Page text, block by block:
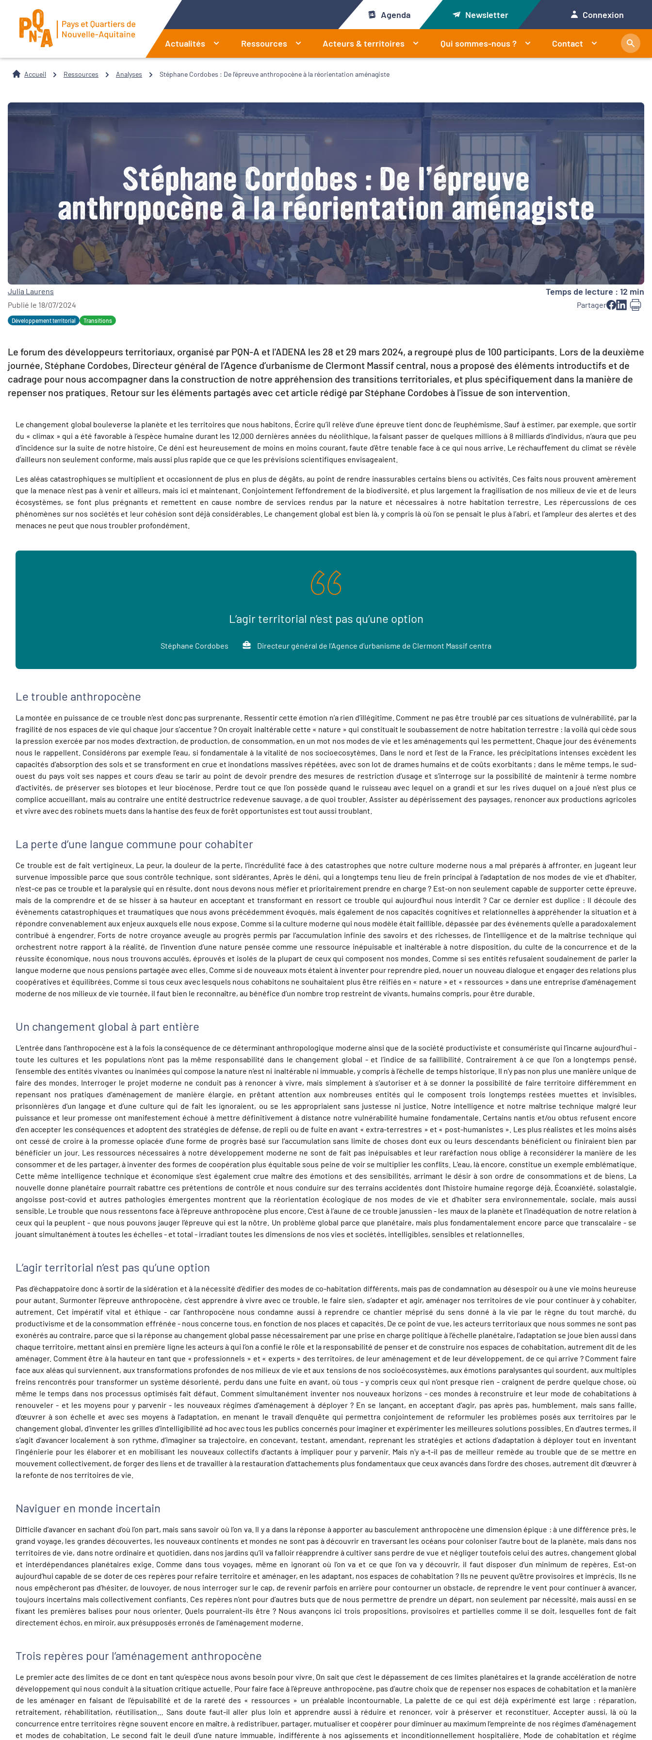
Agenda Newsletter Connexion
Actualités Ressources Acteurs & territoires Qui sommes-nous ? Contact
Accueil Ressources Analyses Stéphane Cordobes : De l’épreuve anthropocène à la réorientation aménagiste
Stéphane Cordobes : De l’épreuve
anthropocène à la réorientation aménagiste
Julia Laurens
Publié le 18/07/2024
Temps de lecture : 12 min
Partager
Développement territorial Transitions
Le forum des développeurs territoriaux, organisé par PQN-A et l'ADENA les 28 et 29 mars 2024, a regroupé plus de 100 participants. Lors de la deuxième
journée, Stéphane Cordobes, Directeur général de l’Agence d’urbanisme de Clermont Massif central, nous a proposé des éléments introductifs et de
cadrage pour nous accompagner dans la construction de notre appréhension des transitions territoriales, et plus spécifiquement dans la manière de
repenser nos pratiques. Retour sur les éléments partagés avec cet article rédigé par Stéphane Cordobes à l'issue de son intervention.
Le changement global bouleverse la planète et les territoires que nous habitons. Écrire qu’il relève d’une épreuve tient donc de l’euphémisme. Sauf à estimer, par exemple, que sortir
du « climax » qui a été favorable à l’espèce humaine durant les 12.000 dernières années du néolithique, la faisant passer de quelques millions à 8 milliards d’individus, n’aura que peu
d’incidence sur la suite de notre histoire. Ce déni est heureusement de moins en moins courant, faute d’être tenable face à ce qui nous arrive. Le réchauffement du climat se révèle
d’ailleurs non seulement conforme, mais aussi plus rapide que ce que les prévisions scientifiques envisageaient.
Les aléas catastrophiques se multiplient et occasionnent de plus en plus de dégâts, au point de rendre inassurables certains biens ou activités. Ces faits nous prouvent amèrement
que la menace n’est pas à venir et ailleurs, mais ici et maintenant. Conjointement l’effondrement de la biodiversité, et plus largement la fragilisation de nos milieux de vie et de leurs
écosystèmes, se font plus prégnants et remettent en cause nombre de services rendus par la nature et nécessaires à notre habitation terrestre. Les répercussions de ces
phénomènes sur nos sociétés et leur cohésion sont déjà considérables. Le changement global est bien là, y compris là où l’on se pensait le plus à l’abri, et l’ampleur des alertes et des
menaces ne peut que nous troubler profondément.
L’agir territorial n’est pas qu’une option
Stéphane Cordobes Directeur général de l’Agence d’urbanisme de Clermont Massif centra
Le trouble anthropocène
La montée en puissance de ce trouble n’est donc pas surprenante. Ressentir cette émotion n’a rien d’illégitime. Comment ne pas être troublé par ces situations de vulnérabilité, par la
fragilité de nos espaces de vie qui chaque jour s’accentue ? On croyait inaltérable cette « nature » qui constituait le soubassement de notre habitation terrestre : la voilà qui cède sous
la pression exercée par nos modes d’extraction, de production, de consommation, en un mot nos modes de vie et les aménagements qui les permettent. Chaque jour des événements
nous le rappellent. Considérons par exemple l’eau, si fondamentale à la vitalité de nos socioecosytèmes. Dans le nord et l’est de la France, les précipitations intenses excèdent les
capacités d’absorption des sols et se transforment en crue et inondations massives répétées, avec son lot de drames humains et de coûts exorbitants ; dans le même temps, le sud-
ouest du pays voit ses nappes et cours d’eau se tarir au point de devoir prendre des mesures de restriction d’usage et s’interroge sur la possibilité de maintenir à terme nombre
d’activités, de préserver ses biotopes et leur biocénose. Perdre tout ce que l’on possède quand le ruisseau avec lequel on a grandi et sur les rives duquel on a joué n’est plus ce
complice accueillant, mais au contraire une entité destructrice redevenue sauvage, a de quoi troubler. Assister au dépérissement des paysages, renoncer aux productions agricoles
et vivre avec des robinets muets dans la hantise des feux de forêt opportunistes est tout aussi troublant.
La perte d’une langue commune pour cohabiter
Ce trouble est de fait vertigineux. La peur, la douleur de la perte, l’incrédulité face à des catastrophes que notre culture moderne nous a mal préparés à affronter, en jugeant leur
survenue impossible parce que sous contrôle technique, sont sidérantes. Après le déni, qui a longtemps tenu lieu de frein principal à l’adaptation de nos modes de vie et d’habiter,
n’est-ce pas ce trouble et la paralysie qui en résulte, dont nous devons nous méfier et prioritairement prendre en charge ? Est-on non seulement capable de supporter cette épreuve,
mais de la comprendre et de se hisser à sa hauteur en acceptant et transformant en ressort ce trouble qui aujourd’hui nous interdit ? Car ce dernier est duplice : Il découle des
évènements catastrophiques et traumatiques que nous avons précédemment évoqués, mais également de nos capacités cognitives et relationnelles à appréhender la situation et à
répondre convenablement aux enjeux auxquels elle nous expose. Comme si la culture moderne qui nous modèle était faillible, dépassée par des événements qu’elle a paradoxalement
contribué à engendrer. Forts de notre croyance aveugle au progrès permis par l’accumulation infinie des savoirs et des richesses, de l’intelligence et de la maîtrise technique qui
orchestrent notre rapport à la réalité, de l’invention d’une nature pensée comme une ressource inépuisable et inaltérable à notre disposition, du culte de la concurrence et de la
réussite économique, nous nous trouvons acculés, éprouvés et isolés de la plupart de ceux qui composent nos mondes. Comme si ses entités refusaient soudainement de parler la
langue moderne que nous pensions partagée avec elles. Comme si de nouveaux mots étaient à inventer pour reprendre pied, nouer un nouveau dialogue et engager des relations plus
coopératives et équilibrées. Comme si tous ceux avec lesquels nous cohabitons ne souhaitaient plus être réifiés en « nature » et « ressources » dans une entreprise d’aménagement
moderne de nos milieux de vie tournée, il faut bien le reconnaître, au bénéfice d’un nombre trop restreint de vivants, humains compris, pour être durable.
Un changement global à part entière
L’entrée dans l’anthropocène est à la fois la conséquence de ce déterminant anthropologique moderne ainsi que de la société productiviste et consumériste qui l’incarne aujourd’hui -
toute les cultures et les populations n’ont pas la même responsabilité dans le changement global - et l’indice de sa faillibilité. Contrairement à ce que l’on a longtemps pensé,
l’ensemble des entités vivantes ou inanimées qui compose la nature n’est ni inaltérable ni immuable, y compris à l’échelle de temps historique. Il n’y pas non plus une manière unique de
faire des mondes. Interroger le projet moderne ne conduit pas à renoncer à vivre, mais simplement à s’autoriser et à se donner la possibilité de faire territoire différemment en
repensant nos pratiques d’aménagement de manière élargie, en prêtant attention aux nombreuses entités qui le composent trois longtemps restées muettes et invisibles,
prisonnières d’un langage et d’une culture qui de fait les ignoraient, ou se les appropriaient sans justesse ni justice. Notre intelligence et notre maîtrise technique malgré leur
puissance et leur promesse ont manifestement échoué à mettre définitivement à distance notre vulnérabilité humaine fondamentale. Certains nantis et/ou obtus refusent encore
d’en accepter les conséquences et adoptent des stratégies de défense, de repli ou de fuite en avant « extra-terrestres » et « post-humanistes ». Les plus réalistes et les moins aisés
ont cessé de croire à la promesse opiacée d’une forme de progrès basé sur l’accumulation sans limite de choses dont eux ou leurs descendants bénéficient ou finiraient bien par
bénéficier un jour. Les ressources nécessaires à notre développement moderne ne sont de fait pas inépuisables et leur raréfaction nous oblige à reconsidérer la manière de les
consommer et de les partager, à inventer des formes de coopération plus équitable sous peine de voir se multiplier les conflits. L’eau, là encore, constitue un exemple emblématique.
Cette même intelligence technique et économique s’est également crue maître des émotions et des sensibilités, arrimant le désir à son ordre de consommations et de biens. La
nouvelle donne planétaire pourrait rabattre ces prétentions de contrôle et nous conduire sur des terrains accidentés dont l’histoire humaine regorge déjà. Écoanxiété, solastalgie,
angoisse post-covid et autres pathologies émergentes montrent que la réorientation écologique de nos modes de vie et d’habiter sera environnementale, sociale, mais aussi
sensible. Le trouble que nous ressentons face à l’épreuve anthropocène plus encore. C’est à l’aune de ce trouble janussien - les maux de la planète et l’inadéquation de notre relation à
ceux qui la peuplent - que nous pouvons jauger l’épreuve qui est la nôtre. Un problème global parce que planétaire, mais plus fondamentalement encore parce que transcalaire - se
jouant simultanément à toutes les échelles - et total - irradiant toutes les dimensions de nos vies et sociétés, intelligibles, sensibles et relationnelles.
L’agir territorial n’est pas qu’une option
Pas d’échappatoire donc à sortir de la sidération et à la nécessité d’édifier des modes de co-habitation différents, mais pas de condamnation au désespoir ou à une vie moins heureuse
pour autant. Surmonter l’épreuve anthropocène, c’est apprendre à vivre avec ce trouble, le faire sien, s’adapter et agir, aménager nos territoires de vie pour continuer à y cohabiter,
autrement. Cet impératif vital et éthique - car l’anthropocène nous condamne aussi à reprendre ce chantier méprisé du sens donné à la vie par le règne du tout marché, du
productivisme et de la consommation effrénée - nous concerne tous, en fonction de nos places et capacités. De ce point de vue, les acteurs territoriaux que nous sommes ne sont pas
exonérés au contraire, parce que si la réponse au changement global passe nécessairement par une prise en charge politique à l’échelle planétaire, l’adaptation se joue bien aussi dans
chaque territoire, mettant ainsi en première ligne les acteurs à qui l’on a confié le rôle et la responsabilité de penser et de construire nos espaces de cohabitation, autrement dit de les
aménager. Comment être à la hauteur en tant que « professionnels » et « experts » des territoires, de leur aménagement et de leur développement, de ce qui arrive ? Comment faire
face aux aléas qui surviennent, aux transformations profondes de nos milieux de vie et aux tensions de nos socioécosystèmes, aux émotions paralysantes qui sourdent, aux multiples
freins rencontrés pour transformer un système désorienté, perdu dans une fuite en avant, où tous - y compris ceux qui n’ont presque rien - craignent de perdre quelque chose, où
même le temps dans nos processus optimisés fait défaut. Comment simultanément inventer nos nouveaux horizons - ces mondes à reconstruire et leur mode de cohabitations à
renouveler - et les moyens pour y parvenir - les nouveaux régimes d’aménagement à déployer ? En se lançant, en acceptant d’agir, pas après pas, humblement, mais sans faille,
d’œuvrer à son échelle et avec ses moyens à l’adaptation, en menant le travail d’enquête qui permettra conjointement de reformuler les problèmes posés aux territoires par le
changement global, d’inventer les grilles d’intelligibilité ad hoc avec tous les publics concernés pour imaginer et expérimenter les meilleures solutions possibles. En d’autres termes, il
s’agit d’avancer localement à son rythme, d’imaginer sa trajectoire, en concevant, testant, amendant, reprenant les stratégies et actions d’adaptation à déployer tout en inventant
l’ingénierie pour les élaborer et en mobilisant les nouveaux collectifs d’actants à impliquer pour y parvenir. Mais n’y a-t-il pas de meilleur remède au trouble que de se mettre en
mouvement collectivement, de forger des liens et de travailler à la restauration d’attachements plus fondamentaux que ceux avancés dans l’ordre des choses, autrement dit d’œuvrer à
la refonte de nos territoires de vie.
Naviguer en monde incertain
Difficile d’avancer en sachant d’où l’on part, mais sans savoir où l’on va. Il y a dans la réponse à apporter au basculement anthropocène une dimension épique : à une différence près, le
grand voyage, les grandes découvertes, les nouveaux continents et mondes ne sont pas à découvrir en traversant les océans pour coloniser l’autre bout de la planète, mais dans nos
territoires de vie, dans notre ordinaire et quotidien, dans nos jardins qu’il va falloir réapprendre à cultiver sans perdre de vue et négliger toutefois celui des autres, changement global
et interdépendances planétaires exige. Comme dans tous voyages, même en ignorant où l’on va et ce que l’on va y découvrir, il faut disposer d’un minimum de repères. Est-on
aujourd’hui capable de se doter de ces repères pour refaire territoire et aménager, en les adaptant, nos espaces de cohabitation ? Ils ne peuvent qu’être provisoires et imprécis. Ils ne
nous empêcheront pas d’hésiter, de louvoyer, de nous interroger sur le cap, de revenir parfois en arrière pour contourner un obstacle, de reprendre le vent pour continuer à avancer,
toujours incertains mais collectivement confiants. Ces repères n’ont pour d’autres buts que de nous permettre de prendre un départ, non seulement par nécessité, mais aussi en se
fixant les premières balises pour nous orienter. Quels pourraient-ils être ? Nous avançons ici trois propositions, provisoires et partielles comme il se doit, lesquelles font de fait
directement échos, en miroir, aux présupposés erronés de l’aménagement moderne.
Trois repères pour l’aménagement anthropocène
Le premier acte des limites de ce dont en tant qu’espèce nous avons besoin pour vivre. On sait que c’est le dépassement de ces limites planétaires et la grande accélération de notre
développement qui nous conduit à la situation critique actuelle. Pour faire face à l’épreuve anthropocène, pas d’autre choix que de repenser nos espaces de cohabitation et la manière
de les aménager en faisant de l’épuisabilité et de la rareté des « ressources » un préalable incontournable. La palette de ce qui est déjà expérimenté est large : réparation,
retraitement, réhabilitation, réutilisation… Sans doute faut-il aller plus loin et apprendre aussi à réduire et renoncer, voir à préserver et reconstituer. Accepter aussi, là où la
concurrence entre territoires règne souvent encore en maître, à redistribuer, partager, mutualiser et coopérer pour diminuer au maximum l’empreinte de nos régimes d’aménagement
et modes de cohabitation. Le second fait le deuil d’une nature immuable, indifférente à nos agissements et inconditionnellement hospitalière. Mode de cohabitation et régime